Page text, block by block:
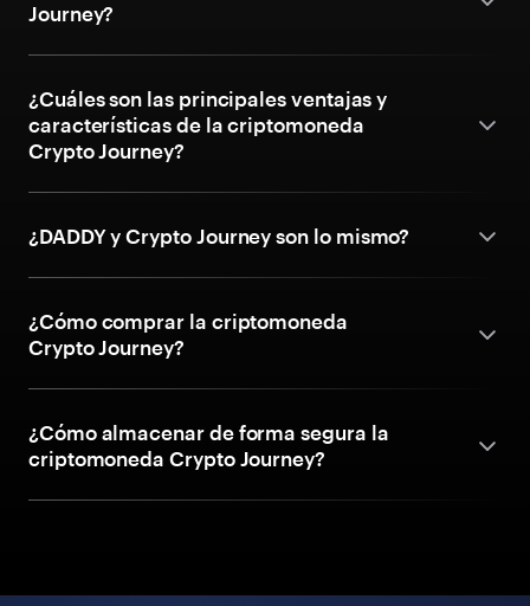
Journey?
¿Cuáles son las principales ventajas y
características de la criptomoneda
Crypto Journey?
¿DADDY y Crypto Journey son lo mismo?
¿Cómo comprar la criptomoneda
Crypto Journey?
¿Cómo almacenar de forma segura la
criptomoneda Crypto Journey?